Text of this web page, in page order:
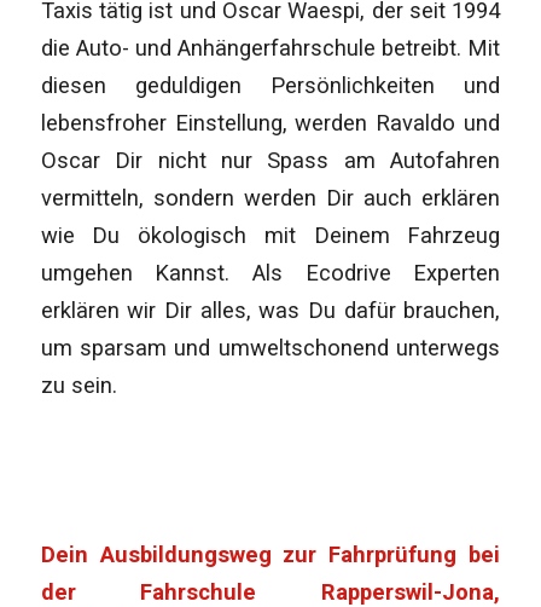
Taxis tätig ist und Oscar Waespi, der seit 1994
die Auto- und Anhängerfahrschule betreibt. Mit
diesen geduldigen Persönlichkeiten und
lebensfroher Einstellung, werden Ravaldo und
Oscar Dir nicht nur Spass am Autofahren
vermitteln, sondern werden Dir auch erklären
wie Du ökologisch mit Deinem Fahrzeug
umgehen Kannst. Als Ecodrive Experten
erklären wir Dir alles, was Du dafür brauchen,
um sparsam und umweltschonend unterwegs
zu sein.
Dein Ausbildungsweg zur Fahrprüfung bei
der Fahrschule Rapperswil-Jona,